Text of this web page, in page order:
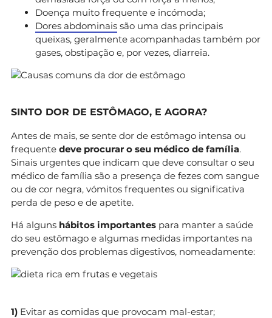
Doença muito frequente e incómoda;
Dores abdominais são uma das principais
queixas, geralmente acompanhadas também por
gases, obstipação e, por vezes, diarreia.
SINTO DOR DE ESTÔMAGO, E AGORA?
Antes de mais, se sente dor de estômago intensa ou
frequente deve procurar o seu médico de família.
Sinais urgentes que indicam que deve consultar o seu
médico de família são a presença de fezes com sangue
ou de cor negra, vómitos frequentes ou significativa
perda de peso e de apetite.
Há alguns hábitos importantes para manter a saúde
do seu estômago e algumas medidas importantes na
prevenção dos problemas digestivos, nomeadamente:
1) Evitar as comidas que provocam mal-estar;